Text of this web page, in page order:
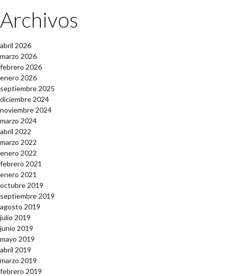
Archivos
abril 2026
marzo 2026
febrero 2026
enero 2026
septiembre 2025
diciembre 2024
noviembre 2024
marzo 2024
abril 2022
marzo 2022
enero 2022
febrero 2021
enero 2021
octubre 2019
septiembre 2019
agosto 2019
julio 2019
junio 2019
mayo 2019
abril 2019
marzo 2019
febrero 2019